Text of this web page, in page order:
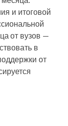
и итоговой
от вузов —
в
от